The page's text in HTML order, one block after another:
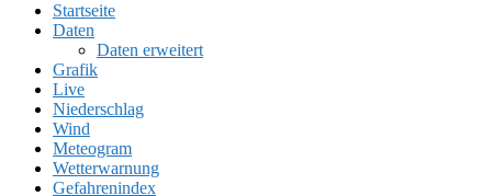
Startseite
Daten
Daten erweitert
Grafik
Live
Niederschlag
Wind
Meteogram
Wetterwarnung
Gefahrenindex